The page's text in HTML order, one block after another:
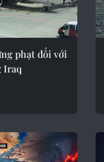
phạt đối với
Iraq